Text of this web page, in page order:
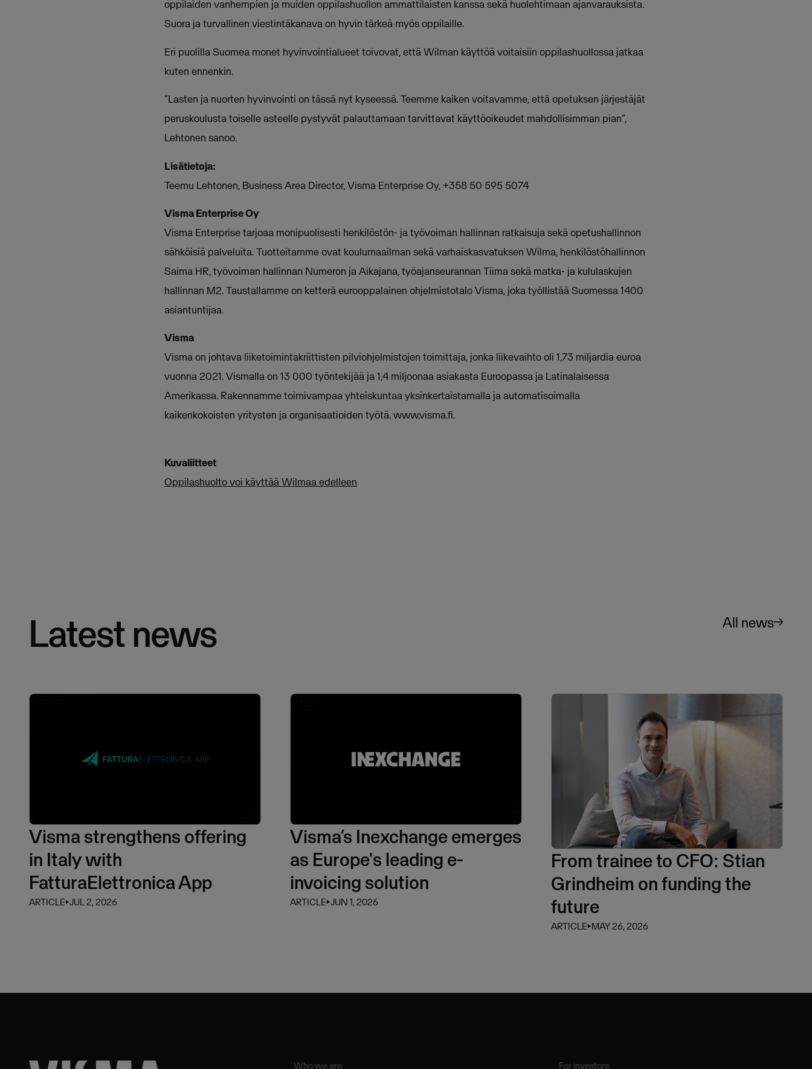
oppilaiden vanhempien ja muiden oppilashuollon ammattilaisten kanssa sekä huolehtimaan ajanvarauksista.
Suora ja turvallinen viestintäkanava on hyvin tärkeä myös oppilaille.
Eri puolilla Suomea monet hyvinvointialueet toivovat, että Wilman käyttöä voitaisiin oppilashuollossa jatkaa
kuten ennenkin.
”Lasten ja nuorten hyvinvointi on tässä nyt kyseessä. Teemme kaiken voitavamme, että opetuksen järjestäjät
peruskoulusta toiselle asteelle pystyvät palauttamaan tarvittavat käyttöoikeudet mahdollisimman pian”,
Lehtonen sanoo.
Lisätietoja:
Teemu Lehtonen, Business Area Director, Visma Enterprise Oy, +358 50 595 5074
Visma Enterprise Oy
Visma Enterprise tarjoaa monipuolisesti henkilöstön- ja työvoiman hallinnan ratkaisuja sekä opetushallinnon
sähköisiä palveluita. Tuotteitamme ovat koulumaailman sekä varhaiskasvatuksen Wilma, henkilöstöhallinnon
Saima HR, työvoiman hallinnan Numeron ja Aikajana, työajanseurannan Tiima sekä matka- ja kululaskujen
hallinnan M2. Taustallamme on ketterä eurooppalainen ohjelmistotalo Visma, joka työllistää Suomessa 1400
asiantuntijaa.
Visma
Visma on johtava liiketoimintakriittisten pilviohjelmistojen toimittaja, jonka liikevaihto oli 1,73 miljardia euroa
vuonna 2021. Vismalla on 13 000 työntekijää ja 1,4 miljoonaa asiakasta Euroopassa ja Latinalaisessa
Amerikassa. Rakennamme toimivampaa yhteiskuntaa yksinkertaistamalla ja automatisoimalla
kaikenkokoisten yritysten ja organisaatioiden työtä. www.visma.fi.
Kuvaliitteet
Oppilashuolto voi käyttää Wilmaa edelleen
Latest news All news
Visma strengthens offering
in Italy with
FatturaElettronica App
ARTICLE⏵JUL 2, 2026
Visma’s Inexchange emerges
as Europe's leading e-
invoicing solution
ARTICLE⏵JUN 1, 2026
From trainee to CFO: Stian
Grindheim on funding the
future
ARTICLE⏵MAY 26, 2026
Who we are For investors